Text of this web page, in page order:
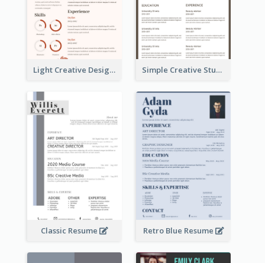
Light Creative Designer Resume Simple Creative Student Resume
Classic Resume Retro Blue Resume